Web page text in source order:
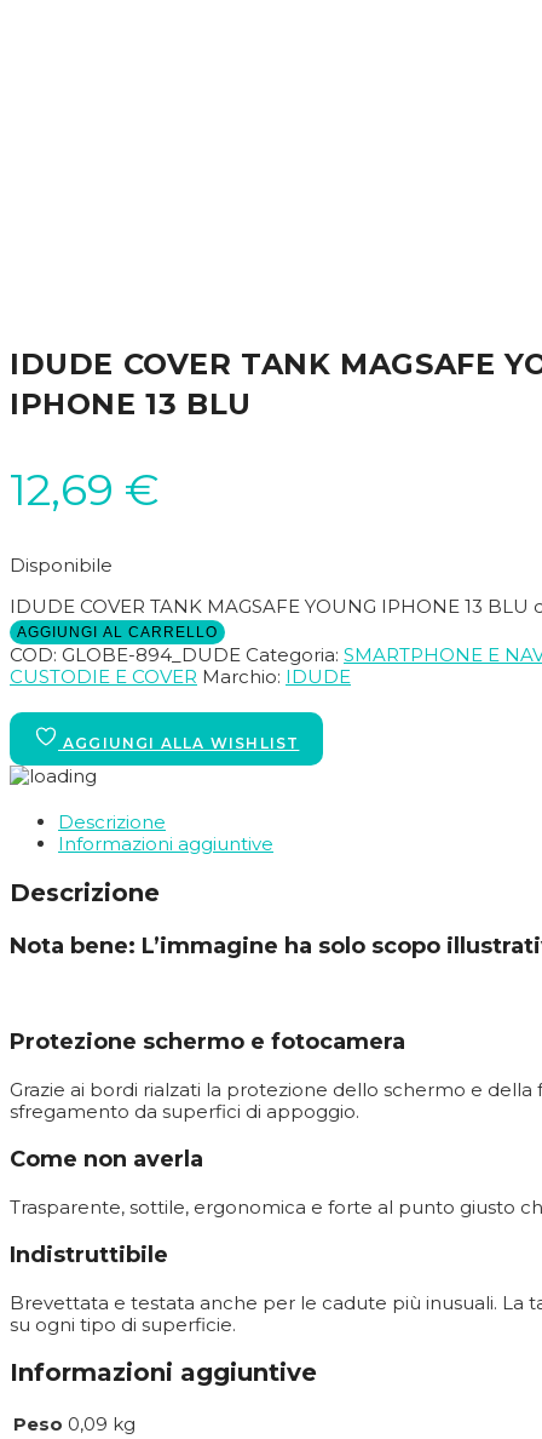
IDUDE COVER TANK MAGSAFE
IPHONE 13 BLU
12,69 €
Disponibile
IDUDE COVER TANK MAGSAFE YOUNG IPHONE 13 BLU
AGGIUNGI AL CARRELLO
COD: GLOBE-894_DUDE Categoria: SMARTPHONE E
CUSTODIE E COVER Marchio: IDUDE
Descrizione
Informazioni aggiuntive
Descrizione
Nota bene: L’immagine ha solo scopo
Protezione schermo e fotocamera
Grazie ai bordi rialzati la protezione dello schermo e
sfregamento da superfici di appoggio.
Come non averla
Trasparente, sottile, ergonomica e forte al punto giusto
Indistruttibile
Brevettata e testata anche per le cadute più inusuali. La
su ogni tipo di superficie.
Informazioni aggiuntive
Peso 0,09 kg